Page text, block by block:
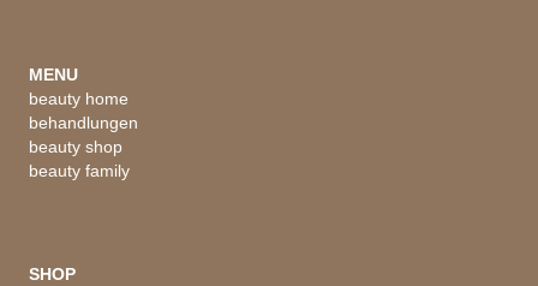
MENU
beauty home
behandlungen
beauty shop
beauty family
SHOP